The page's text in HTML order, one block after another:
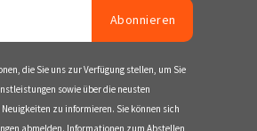
die Sie uns zur Verfügung stellen, um Sie
sowie über die neusten
zu informieren. Sie können sich
abmelden. Informationen zum Abstellen